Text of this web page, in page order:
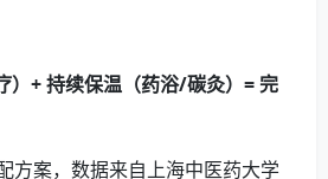
）+ 持续保温（药浴/碳灸）= 完
方案，数据来自上海中医药大学